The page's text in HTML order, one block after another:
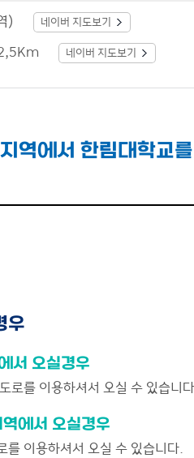
) 네이버 지도보기
네이버 지도보기
역에서 한림대학교를
우
서 오실경우
로를 이용하셔서 오실 수 있습니
에서 오실경우
를 이용하셔서 오실 수 있습니다.